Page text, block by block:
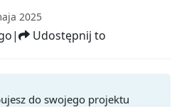
2025
| Udostępnij to
do swojego projektu